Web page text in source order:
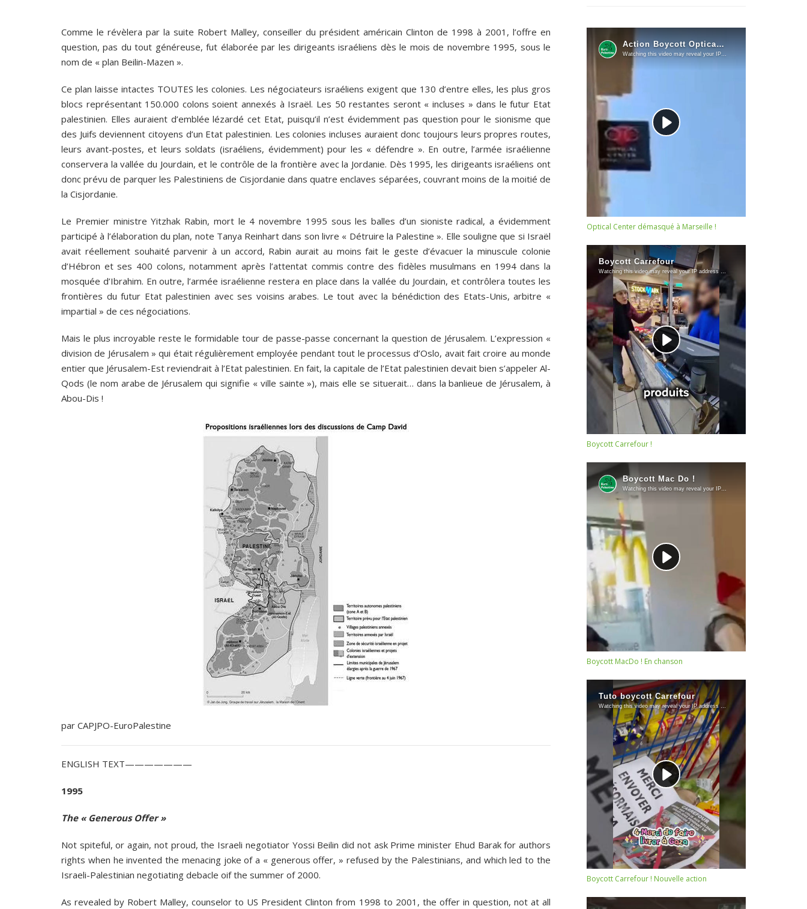
Comme le révèlera par la suite Robert Malley, conseiller du président américain Clinton de 1998 à 2001, l’offre en
question, pas du tout généreuse, fut élaborée par les dirigeants israéliens dès le mois de novembre 1995, sous le
nom de « plan Beilin-Mazen ».
Ce plan laisse intactes TOUTES les colonies. Les négociateurs israéliens exigent que 130 d’entre elles, les plus gros
blocs représentant 150.000 colons soient annexés à Israël. Les 50 restantes seront « incluses » dans le futur Etat
palestinien. Elles auraient d’emblée lézardé cet Etat, puisqu’il n’est évidemment pas question pour le sionisme que
des Juifs deviennent citoyens d’un Etat palestinien. Les colonies incluses auraient donc toujours leurs propres routes,
leurs avant-postes, et leurs soldats (israéliens, évidemment) pour les « défendre ». En outre, l’armée israélienne
conservera la vallée du Jourdain, et le contrôle de la frontière avec la Jordanie. Dès 1995, les dirigeants israéliens ont
donc prévu de parquer les Palestiniens de Cisjordanie dans quatre enclaves séparées, couvrant moins de la moitié de
la Cisjordanie.
Le Premier ministre Yitzhak Rabin, mort le 4 novembre 1995 sous les balles d’un sioniste radical, a évidemment
participé à l’élaboration du plan, note Tanya Reinhart dans son livre « Détruire la Palestine ». Elle souligne que si Israël
avait réellement souhaité parvenir à un accord, Rabin aurait au moins fait le geste d’évacuer la minuscule colonie
d’Hébron et ses 400 colons, notamment après l’attentat commis contre des fidèles musulmans en 1994 dans la
mosquée d’Ibrahim. En outre, l’armée israélienne restera en place dans la vallée du Jourdain, et contrôlera toutes les
frontières du futur Etat palestinien avec ses voisins arabes. Le tout avec la bénédiction des Etats-Unis, arbitre «
impartial » de ces négociations.
Mais le plus incroyable reste le formidable tour de passe-passe concernant la question de Jérusalem. L’expression «
division de Jérusalem » qui était régulièrement employée pendant tout le processus d’Oslo, avait fait croire au monde
entier que Jérusalem-Est reviendrait à l’Etat palestinien. En fait, la capitale de l’Etat palestinien devait bien s’appeler Al-
Qods (le nom arabe de Jérusalem qui signifie « ville sainte »), mais elle se situerait… dans la banlieue de Jérusalem, à
Abou-Dis !
par CAPJPO-EuroPalestine
ENGLISH TEXT———————
1995
The « Generous Offer »
Not spiteful, or again, not proud, the Israeli negotiator Yossi Beilin did not ask Prime minister Ehud Barak for authors
rights when he invented the menacing joke of a « generous offer, » refused by the Palestinians, and which led to the
Israeli-Palestinian negotiating debacle oif the summer of 2000.
As revealed by Robert Malley, counselor to US President Clinton from 1998 to 2001, the offer in question, not at all
Optical Center démasqué à Marseille !
Boycott Carrefour !
Boycott MacDo ! En chanson
Boycott Carrefour ! Nouvelle action